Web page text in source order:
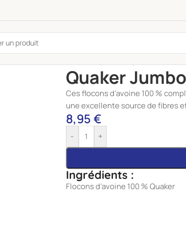
Quaker
Ces flocons d’avoine 100 %
une excellente source de fibres
8,95€
- +
Ingrédients :
Flocons d’avoine 100 % Quaker